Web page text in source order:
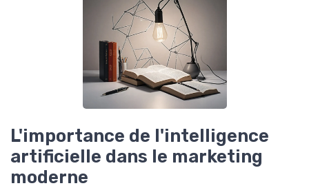
L'importance de l'intelligence
artificielle dans le marketing
moderne